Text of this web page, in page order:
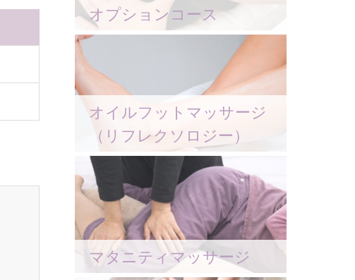
オプションコース
オイルフットマッサージ
（リフレクソロジー）
マタニティマッサージ